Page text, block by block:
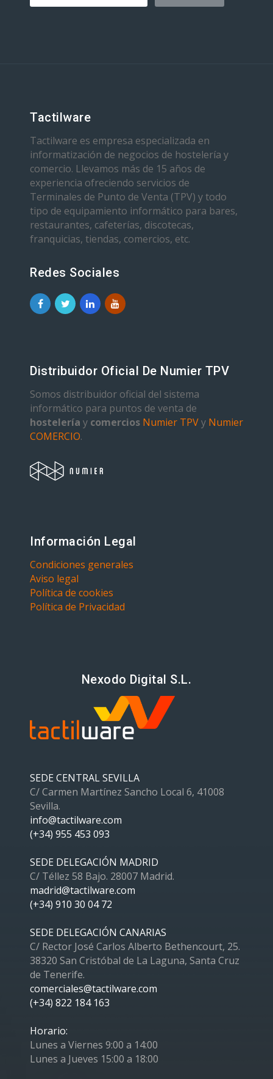
Tactilware
Tactilware es empresa especializada en
informatización de negocios de hostelería y
comercio. Llevamos más de 15 años de
experiencia ofreciendo servicios de
Terminales de Punto de Venta (TPV) y todo
tipo de equipamiento informático para bares,
restaurantes, cafeterías, discotecas,
franquicias, tiendas, comercios, etc.
Redes Sociales
Distribuidor Oficial De Numier TPV
Somos distribuidor oficial del sistema
informático para puntos de venta de
hostelería y comercios Numier TPVy Numier
COMERCIO.
Información Legal
Condiciones generales
Aviso legal
Política de cookies
Política de Privacidad
Nexodo Digital S.L.
SEDE CENTRAL SEVILLA
C/ Carmen Martínez Sancho Local 6, 41008
Sevilla.
info@tactilware.com
(+34) 955 453 093
SEDE DELEGACIÓN MADRID
C/ Téllez 58 Bajo. 28007 Madrid.
madrid@tactilware.com
(+34) 910 30 04 72
SEDE DELEGACIÓN CANARIAS
C/ Rector José Carlos Alberto Bethencourt, 25.
38320 San Cristóbal de La Laguna, Santa Cruz
de Tenerife.
comerciales@tactilware.com
(+34) 822 184 163
Horario:
Lunes a Viernes 9:00 a 14:00
Lunes a Jueves 15:00 a 18:00